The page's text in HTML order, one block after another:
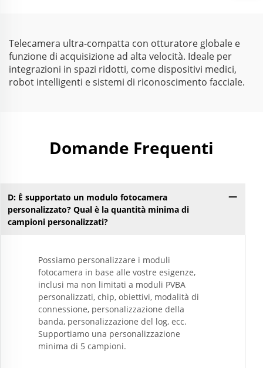
visiva
Telecamera ultra-compatta con otturatore globale e
funzione di acquisizione ad alta velocità. Ideale per
integrazioni in spazi ridotti, come dispositivi medici,
robot intelligenti e sistemi di riconoscimento facciale.
Domande Frequenti
D: È supportato un modulo fotocamera
personalizzato? Qual è la quantità minima di
campioni personalizzati?
Possiamo personalizzare i moduli
fotocamera in base alle vostre esigenze,
inclusi ma non limitati a moduli PVBA
personalizzati, chip, obiettivi, modalità di
connessione, personalizzazione della
banda, personalizzazione del log, ecc.
Supportiamo una personalizzazione
minima di 5 campioni.